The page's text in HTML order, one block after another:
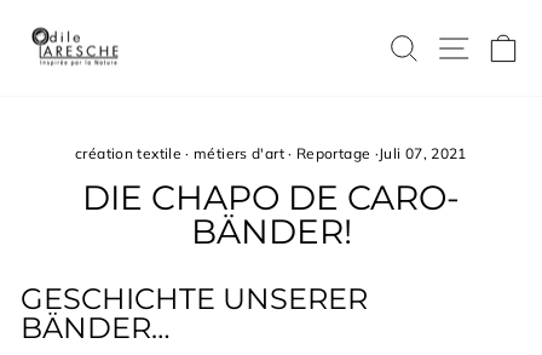
zum
Inhalt
SUCHE
création textile ·métiers d'art· Reportage ·Juli 07, 2021
DIE CHAPO DE CARO-
BÄNDER!
GESCHICHTE UNSERER
BÄNDER…